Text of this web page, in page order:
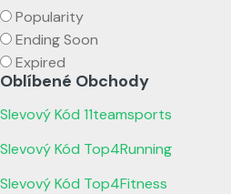
Popularity
Ending Soon
Expired
Oblíbené Obchody
Slevový Kód 11teamsports
Slevový Kód Top4Running
Slevový Kód Top4Fitness